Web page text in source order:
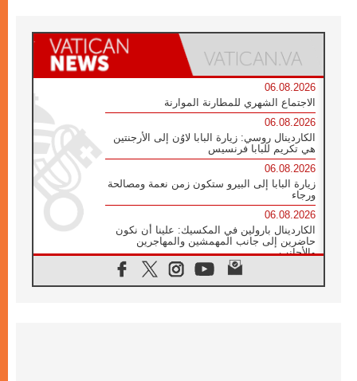
06.08.2026
الاجتماع الشهري للمطارنة الموارنة
06.08.2026
الكاردينال روسي: زيارة البابا لاوُن إلى الأرجنتين
هي تكريم للبابا فرنسيس
06.08.2026
زيارة البابا إلى البيرو ستكون زمن نعمة ومصالحة
ورجاء
06.08.2026
الكاردينال بارولين في المكسيك: علينا أن نكون
حاضرين إلى جانب المهمشين والمهاجرين
والأجانب
البابا لاوُن الرابع عشر للشباب في أسيزي: